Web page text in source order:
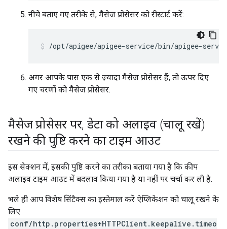
नीचे बताए गए तरीके से, मैसेज प्रोसेसर को रीस्टार्ट करें:
अगर आपके पास एक से ज़्यादा मैसेज प्रोसेसर हैं, तो ऊपर दिए
गए चरणों को मैसेज प्रोसेसर.
मैसेज प्रोसेसर पर, डेटा को अलाइव (चालू रखें)
रखने की पुष्टि करने का टाइम आउट
इस सेक्शन में, इसकी पुष्टि करने का तरीका बताया गया है कि कीप
अलाइव टाइम आउट में बदलाव किया गया है या नहीं पर चर्चा कर ली है.
भले ही आप विशेष सिंटैक्स का इस्तेमाल करें ऐप्लिकेशन को चालू रखने के
लिए
conf/http.properties+HTTPClient.keepalive.timeo